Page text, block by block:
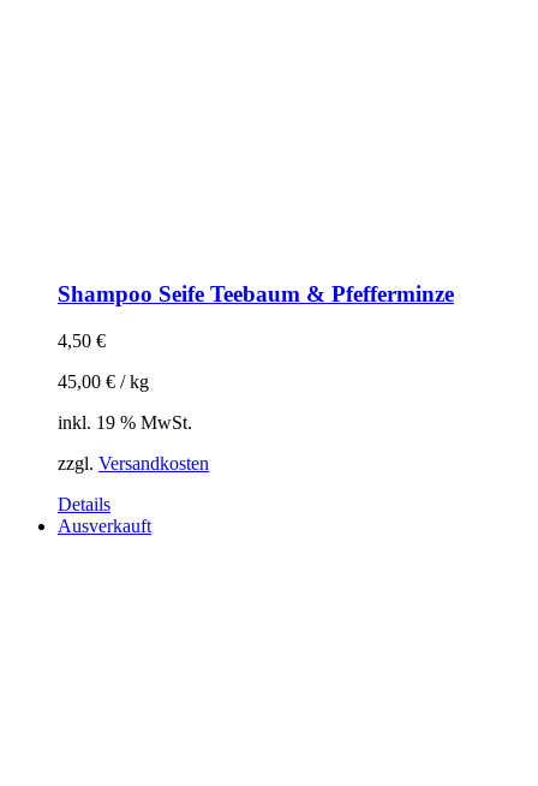
Shampoo Seife Teebaum & Pfefferminze
4,50 €
45,00 € /kg
inkl. 19 % MwSt.
zzgl. Versandkosten
Details
Ausverkauft